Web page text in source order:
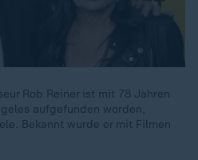
Rob Reiner ist mit 78 Jahren
aufgefunden worden,
Bekannt wurde er mit Filmen